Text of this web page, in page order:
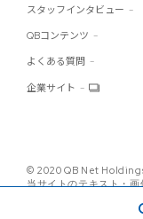
スタッフインタビュー
QBコンテンツ
よくある質問
企業サイト
© 2020 QB Net
当サイトのテキスト・